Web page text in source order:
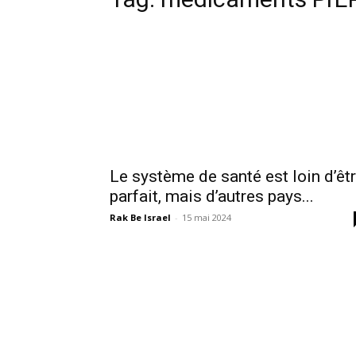
Le système de santé est loin
parfait, mais d’autres pays...
Rak Be Israel - 15 mai 2024